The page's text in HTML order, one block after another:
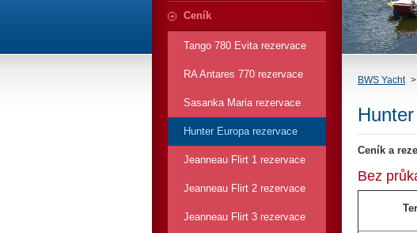
BWS Yacht >
Ceník a
Bez
Ceník
Tango 780 Evita rezervace
RA Antares 770 rezervace
Sasanka Maria rezervace
Hunter Europa rezervace
Jeanneau Flirt 1 rezervace
Jeanneau Flirt 2 rezervace
Jeanneau Flirt 3 rezervace